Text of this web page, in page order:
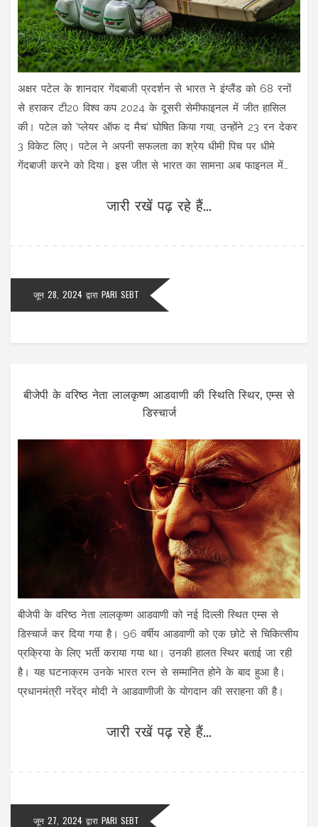
अक्षर पटेल के शानदार गेंदबाजी प्रदर्शन से भारत ने इंग्लैंड को 68 रनों
से हराकर टी20 विश्व कप 2024 के दूसरी सेमीफाइनल में जीत हासिल
की। पटेल को 'प्लेयर ऑफ द मैच' घोषित किया गया, उन्होंने 23 रन देकर
3 विकेट लिए। पटेल ने अपनी सफलता का श्रेय धीमी पिच पर धीमे
गेंदबाजी करने को दिया। इस जीत से भारत का सामना अब फाइनल में
जारी रखें पढ़ रहे हैं...
जून 28, 2024 द्वारा PARI SEBT
बीजेपी के वरिष्ठ नेता लालकृष्ण आडवाणी की स्थिति स्थिर, एम्स से
डिस्चार्ज
बीजेपी के वरिष्ठ नेता लालकृष्ण आडवाणी को नई दिल्ली स्थित एम्स से
डिस्चार्ज कर दिया गया है। 96 वर्षीय आडवाणी को एक छोटे से चिकित्सीय
प्रक्रिया के लिए भर्ती कराया गया था। उनकी हालत स्थिर बताई जा रही
है। यह घटनाक्रम उनके भारत रत्न से सम्मानित होने के बाद हुआ है।
प्रधानमंत्री नरेंद्र मोदी ने आडवाणीजी के योगदान की सराहना की है।
जारी रखें पढ़ रहे हैं...
जून 27, 2024 द्वारा PARI SEBT